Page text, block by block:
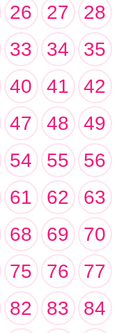
26 27
28
33 34
35
40 41
42
47 48
49
54 55
56
61 62
63
68 69
70
75 76
77
82 83
84